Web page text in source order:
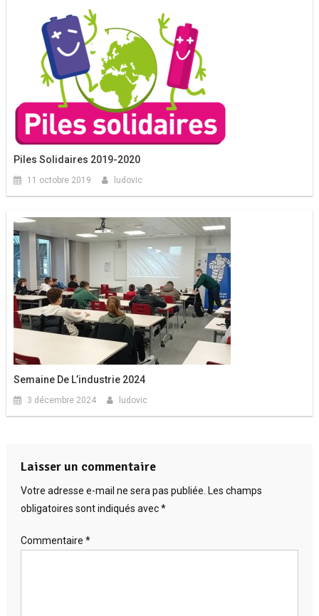
Piles Solidaires 2019-2020
11 octobre 2019 ludovic
Semaine De L’industrie 2024
3 décembre 2024 ludovic
Laisser un commentaire
Votre adresse e-mail ne sera pas publiée. Les champs
obligatoires sont indiqués avec*
Commentaire *